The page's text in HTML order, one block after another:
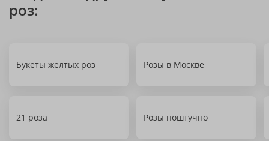
роз:
Букеты желтых роз Розы в Москве
21 роза Розы поштучно